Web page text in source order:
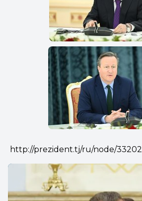
http://prezident.tj/ru/node/33202